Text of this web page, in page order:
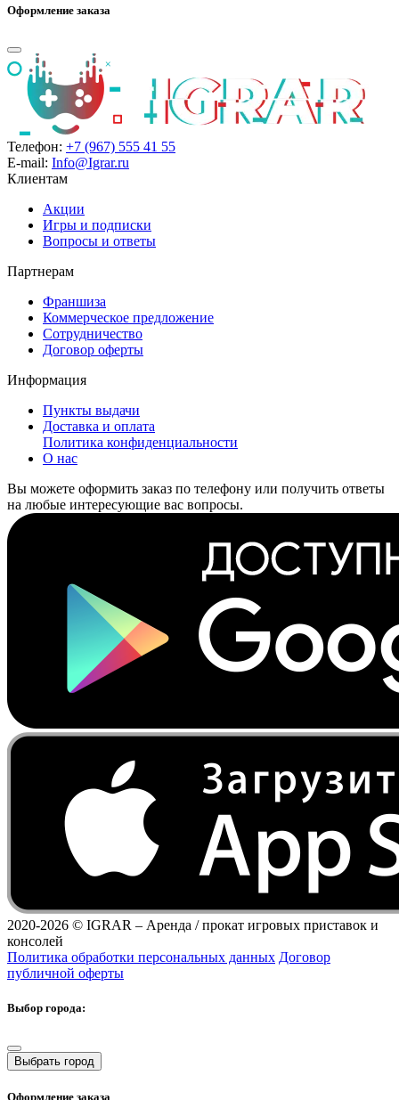
Оформление заказа
Телефон: +7 (967) 555 41 55
E-mail: Info@Igrar.ru
Клиентам
Акции
Игры и подписки
Вопросы и ответы
Партнерам
Франшиза
Коммерческое предложение
Сотрудничество
Договор оферты
Информация
Пункты выдачи
Доставка и оплата
Политика конфиденциальности
О нас
Вы можете оформить заказ по телефону или получить ответы
на любые интересующие вас вопросы.
2020-2026 © IGRAR – Аренда / прокат игровых приставок и
консолей
Политика обработки персональных данных Договор
публичной оферты
Выбор города:
Выбрать город
Оформление заказа